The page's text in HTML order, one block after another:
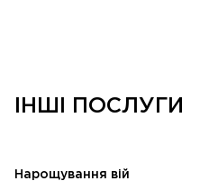
ІНШІ ПОСЛУГИ
Нарощування вій